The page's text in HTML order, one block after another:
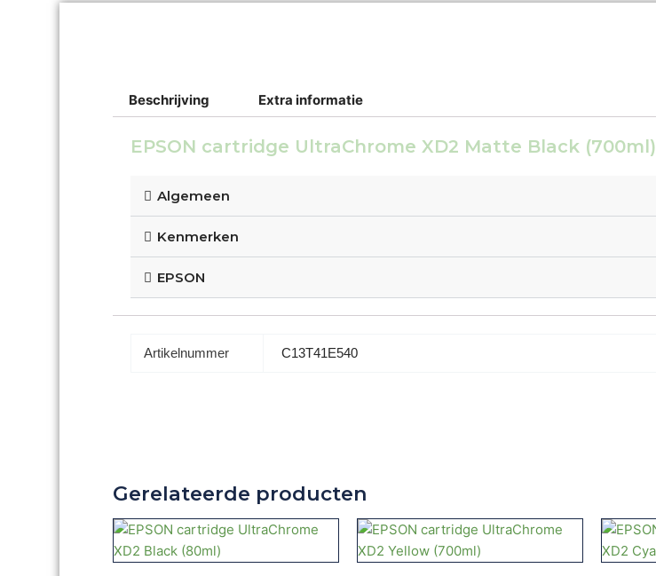
Beschrijving Extra informatie
EPSON cartridge UltraChrome XD2 Matte Black (700ml)
Algemeen
Kenmerken
EPSON
Artikelnummer C13T41E540
Gerelateerde producten